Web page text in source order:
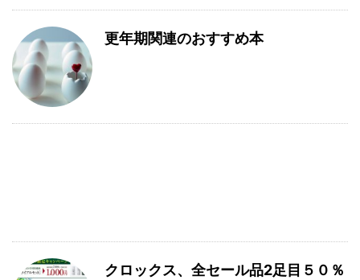
更年期関連のおすすめ本
クロックス、全セール品2足目５０％